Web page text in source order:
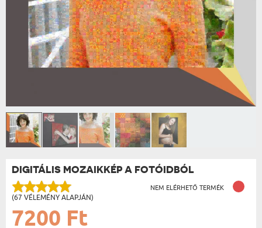
DIGITÁLIS MOZAIKKÉP A FOTÓIDBÓL
(67 VÉLEMÉNY ALAPJÁN)
NEM ELÉRHETŐ TERMÉK
7200 Ft